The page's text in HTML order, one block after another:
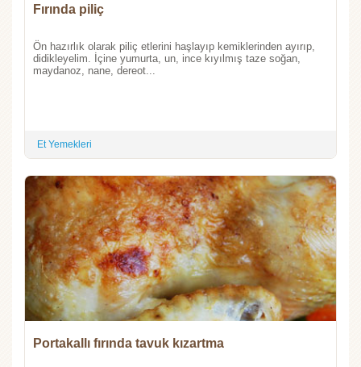
Fırında piliç
Ön hazırlık olarak piliç etlerini haşlayıp kemiklerinden ayırıp,
didikleyelim. İçine yumurta, un, ince kıyılmış taze soğan,
maydanoz, nane, dereot...
Et Yemekleri
Portakallı fırında tavuk kızartma